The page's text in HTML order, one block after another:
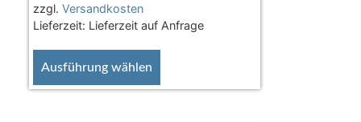
zzgl. Versandkosten
Lieferzeit: Lieferzeit auf Anfrage
Ausführung wählen